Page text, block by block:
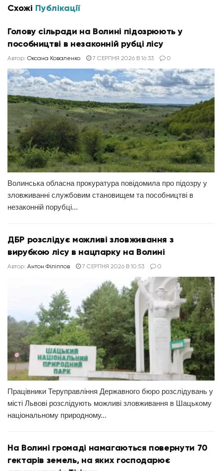
Схожі Публікації
Голову сільради на Волині підозрюють у
пособництві в незаконній рубці лісу
Автор: Оксана Коваленко 7 СЕРПНЯ 2026 В 16:33 0
Волинська обласна прокуратура повідомила про підозру у
зловживанні службовим становищем та пособництві в
незаконній порубці...
ДБР розслідує можливі зловживання з
вирубкою лісу в нацпарку на Волині
Автор: Антон Філіппов 7 СЕРПНЯ 2026 В 10:53 0
Працівники Теруправління Державного бюро розслідувань у
місті Львові розслідують можливі зловживання в Шацькому
національному природному...
На Волині громаді намагаються повернути 70
гектарів земель, на яких господарює